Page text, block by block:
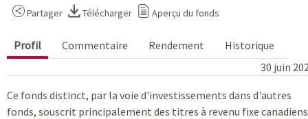
Partager Télécharger Aperçu du fonds
Profil Commentaire Rendement
Historique
30 juin
Ce fonds distinct, par la voie d'investissements dans d'autres
fonds, souscrit principalement des titres à revenu fixe